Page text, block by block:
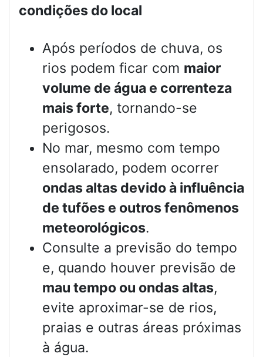
condições do local
Após períodos de chuva, os
rios podem ficar com maior
volume de água e correnteza
mais forte, tornando-se
perigosos.
No mar, mesmo com tempo
ensolarado, podem ocorrer
ondas altas devido à influência
de tufões e outros fenômenos
meteorológicos.
Consulte a previsão do tempo
e, quando houver previsão de
mau tempo ou ondas altas,
evite aproximar-se de rios,
praias e outras áreas próximas
à água.